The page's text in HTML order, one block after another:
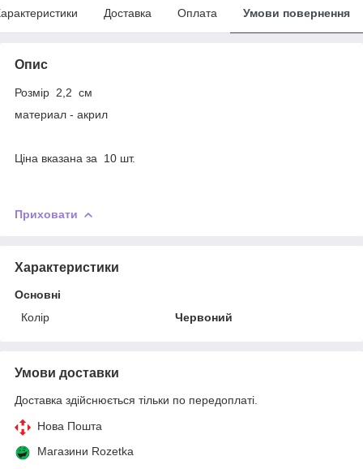
Доставка Оплата Умови повернення
Опис
Розмір 2,2 см
материал - акрил
Ціна вказана за 10 шт.
Приховати
Характеристики
Основні
Колір
Червоний
Умови доставки
Доставка здійснюється тільки по передоплаті.
Нова Пошта
Магазини Rozetka